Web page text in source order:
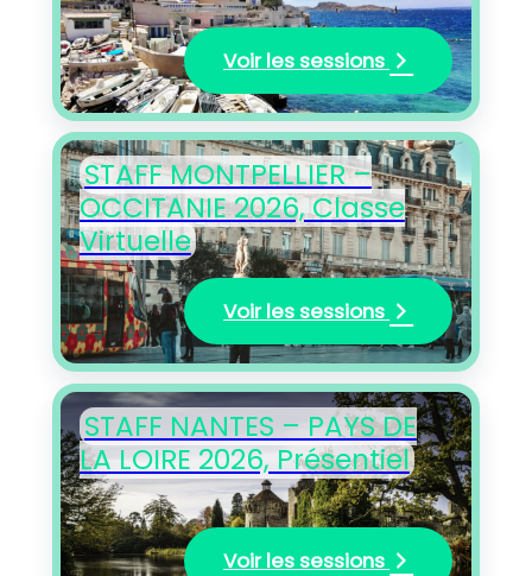
Voir les sessions
STAFF MONTPELLIER –
OCCITANIE 2026, Classe
Virtuelle
Voir les sessions
STAFF NANTES – PAYS DE
LA LOIRE 2026, Présentiel
Voir les sessions